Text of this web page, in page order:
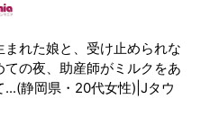
まれた娘と、受け止められな
ての夜、助産師がミルクをあ
...(静岡県・20代女性)|Jタウ